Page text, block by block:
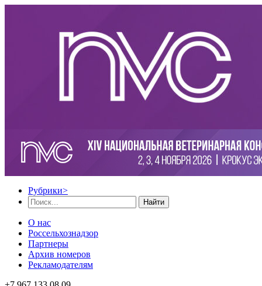
Рубрики>
Найти
О нас
Россельхознадзор
Партнеры
Архив номеров
Рекламодателям